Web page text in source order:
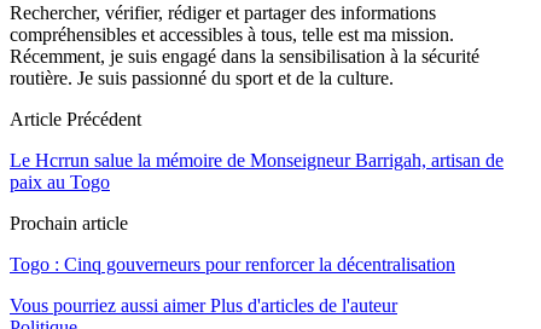
Rechercher, vérifier, rédiger et partager des informations
compréhensibles et accessibles à tous, telle est ma mission.
Récemment, je suis engagé dans la sensibilisation à la sécurité
routière. Je suis passionné du sport et de la culture.
Article Précédent
Le Hcrrun salue la mémoire de Monseigneur Barrigah, artisan de
paix au Togo
Prochain article
Togo : Cinq gouverneurs pour renforcer la décentralisation
Vous pourriez aussi aimer Plus d'articles de l'auteur